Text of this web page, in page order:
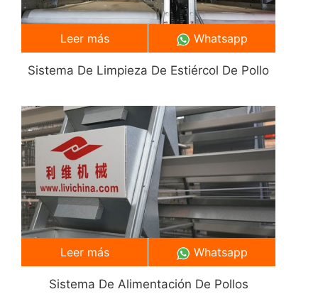
Sistema De Limpieza De Estiércol De Pollo
Leer más Whatsapp
Sistema De Alimentación De Pollos
Leer más Whatsapp